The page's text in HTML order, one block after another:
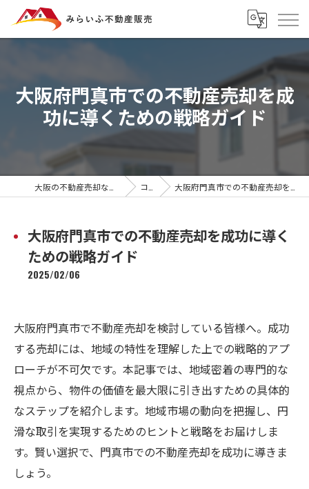
大阪府門真市での不動産売却を成
功に導くための戦略ガイド
コラム 大阪府門真市での不動産売却を成功に導くための戦略ガイド
大阪府門真市での不動産売却を成功に導く
ための戦略ガイド
2025/02/06
大阪府門真市で不動産売却を検討している皆様へ。成功
する売却には、地域の特性を理解した上での戦略的アプ
ローチが不可欠です。本記事では、地域密着の専門的な
視点から、物件の価値を最大限に引き出すための具体的
なステップを紹介します。地域市場の動向を把握し、円
滑な取引を実現するためのヒントと戦略をお届けしま
す。賢い選択で、門真市での不動産売却を成功に導きま
しょう。